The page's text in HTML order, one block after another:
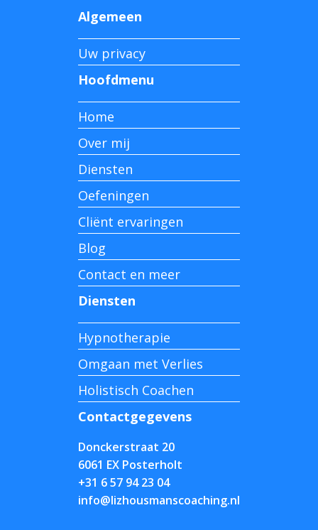
Algemeen
Uw privacy
Hoofdmenu
Home
Over mij
Diensten
Oefeningen
Cliënt ervaringen
Blog
Contact en meer
Diensten
Hypnotherapie
Omgaan met Verlies
Holistisch Coachen
Contactgegevens
Donckerstraat 20
6061 EX Posterholt
+31 6 57 94 23 04
info@lizhousmanscoaching.nl